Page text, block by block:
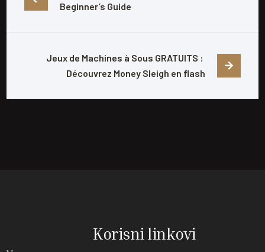
Beginner’s Guide
Jeux de Machines à Sous GRATUITS :
Découvrez Money Sleigh en flash
Korisni linkovi